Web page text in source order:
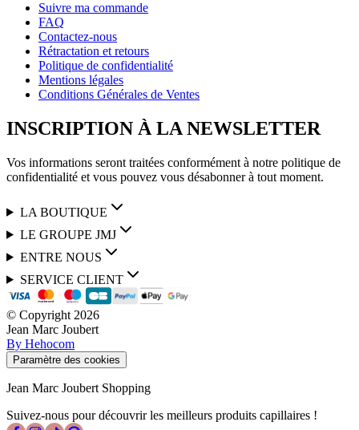
Suivre ma commande
FAQ
Contactez-nous
Rétractation et retours
Politique de confidentialité
Mentions légales
Conditions Générales de Ventes
INSCRIPTION À LA NEWSLETTER
Vos informations seront traitées conformément à notre politique de
confidentialité et vous pouvez vous désabonner à tout moment.
LA BOUTIQUE
LE GROUPE JMJ
ENTRE NOUS
SERVICE CLIENT
© Copyright 2026
Jean Marc Joubert
By Hehocom
Paramètre des cookies
Jean Marc Joubert Shopping
Suivez-nous pour découvrir les meilleurs produits capillaires !